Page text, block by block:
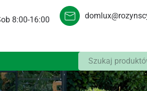
8:00-16:00
Szukaj: